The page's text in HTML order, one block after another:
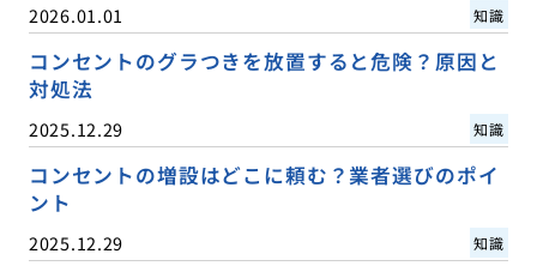
2026.01.01 知識
コンセントのグラつきを放置すると危険？原因と
対処法
2025.12.29 知識
コンセントの増設はどこに頼む？業者選びのポイ
ント
2025.12.29 知識